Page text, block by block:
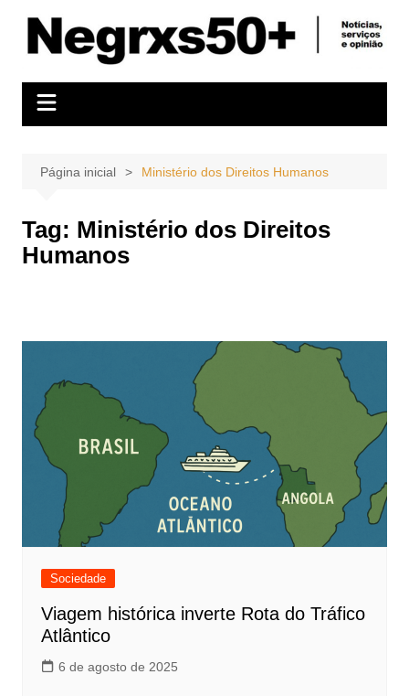
conteúdo
Página inicial Ministério dos Direitos Humanos
Tag: Ministério dos Direitos
Humanos
Sociedade
Viagem histórica inverte Rota do Tráfico
Atlântico
6 de agosto de 2025